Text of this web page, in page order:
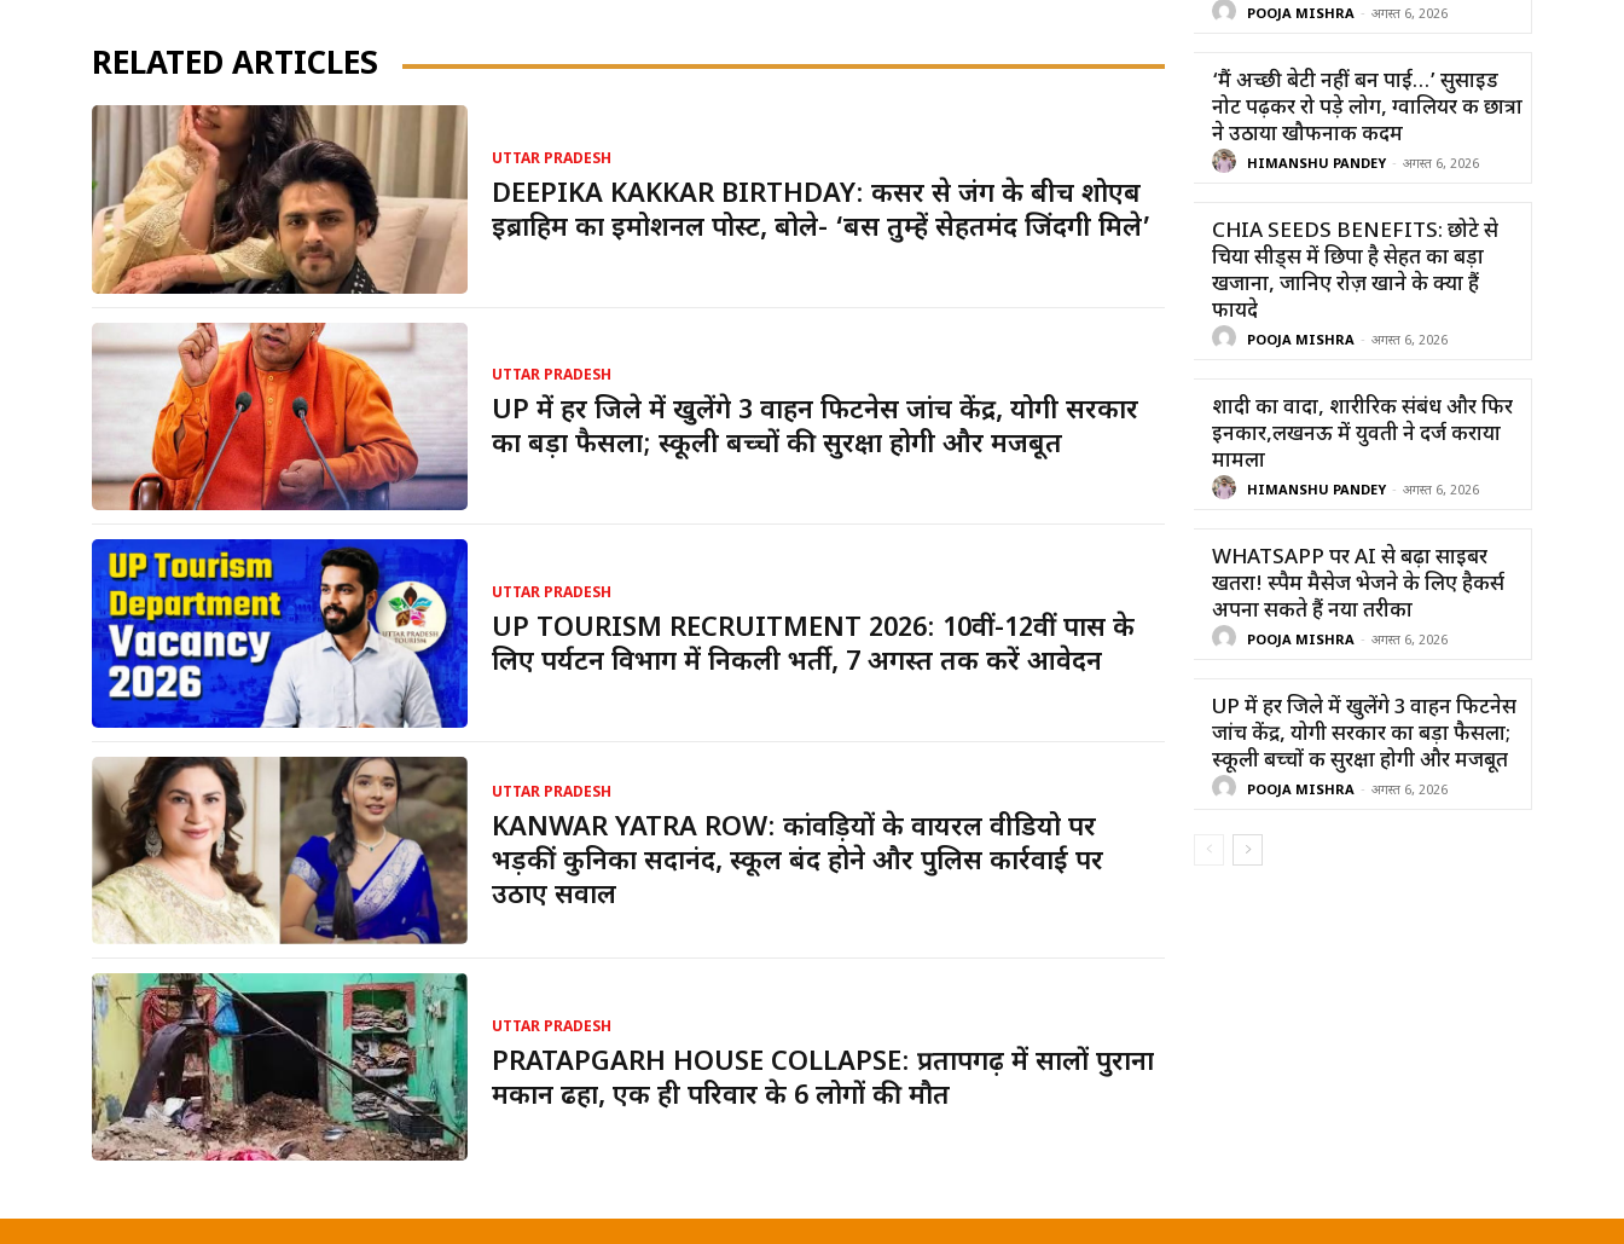
RELATED ARTICLES
UTTAR PRADESH
DEEPIKA KAKKAR BIRTHDAY: कैंसर से जंग के बीच शोएब
इब्राहिम का इमोशनल पोस्ट, बोले- ‘बस तुम्हें सेहतमंद जिंदगी मिले’
UTTAR PRADESH
UP में हर जिले में खुलेंगे 3 वाहन फिटनेस जांच केंद्र, योगी सरकार
का बड़ा फैसला; स्कूली बच्चों की सुरक्षा होगी और मजबूत
UTTAR PRADESH
UP TOURISM RECRUITMENT 2026: 10वीं-12वीं पास के
लिए पर्यटन विभाग में निकली भर्ती, 7 अगस्त तक करें आवेदन
UTTAR PRADESH
KANWAR YATRA ROW: कांवड़ियों के वायरल वीडियो पर
भड़कीं कुनिका सदानंद, स्कूल बंद होने और पुलिस कार्रवाई पर
उठाए सवाल
UTTAR PRADESH
PRATAPGARH HOUSE COLLAPSE: प्रतापगढ़ में सालों पुराना
मकान ढहा, एक ही परिवार के 6 लोगों की मौत
POOJA MISHRA - अगस्त 6, 2026
‘मैं अच्छी बेटी नहीं बन पाई…’ सुसाइड
नोट पढ़कर रो पड़े लोग, ग्वालियर की छात्रा
ने उठाया खौफनाक कदम
HIMANSHU PANDEY - अगस्त 6, 2026
CHIA SEEDS BENEFITS: छोटे से
चिया सीड्स में छिपा है सेहत का बड़ा
खजाना, जानिए रोज़ खाने के क्या हैं
फायदे
POOJA MISHRA - अगस्त 6, 2026
शादी का वादा, शारीरिक संबंध और फिर
इनकार,लखनऊ में युवती ने दर्ज कराया
मामला
HIMANSHU PANDEY - अगस्त 6, 2026
WHATSAPP पर AI से बढ़ा साइबर
खतरा! स्पैम मैसेज भेजने के लिए हैकर्स
अपना सकते हैं नया तरीका
POOJA MISHRA - अगस्त 6, 2026
UP में हर जिले में खुलेंगे 3 वाहन फिटनेस
जांच केंद्र, योगी सरकार का बड़ा फैसला;
स्कूली बच्चों की सुरक्षा होगी और मजबूत
POOJA MISHRA - अगस्त 6, 2026